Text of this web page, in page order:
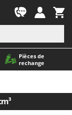
Pièces de
rechange
autoportés
tracteur